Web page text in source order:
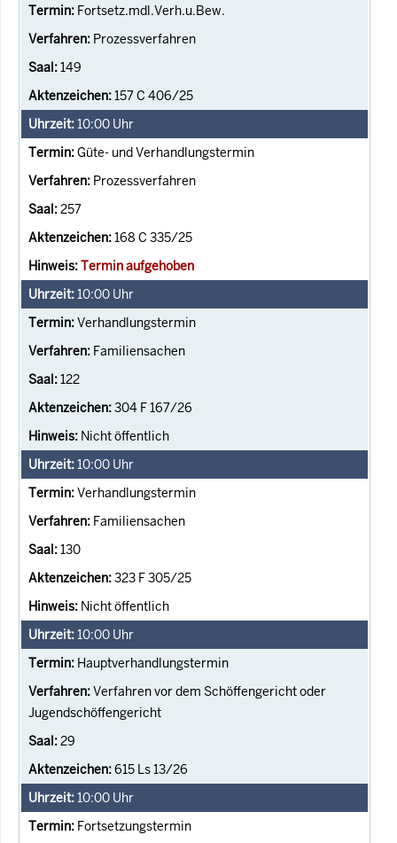
Fortsetz.mdl.Verh.u.Bew.
Prozessverfahren
149
157 C 406/25
10:00 Uhr
Güte- und Verhandlungstermin
Prozessverfahren
257
168 C 335/25
Termin aufgehoben
10:00 Uhr
Verhandlungstermin
Familiensachen
122
304 F 167/26
Nicht öffentlich
10:00 Uhr
Verhandlungstermin
Familiensachen
130
323 F 305/25
Nicht öffentlich
10:00 Uhr
Hauptverhandlungstermin
Verfahren vor dem Schöffengericht oder
Jugendschöffengericht
29
615 Ls 13/26
10:00 Uhr
Fortsetzungstermin